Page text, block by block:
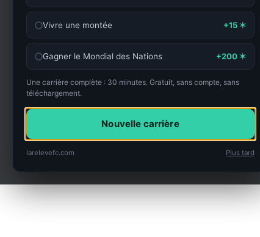
Vivre une montée +15 ✶
Gagner le Mondial des Nations +200 ✶
Une carrière complète : 30 minutes. Gratuit, sans compte, sans
téléchargement.
Nouvelle carrière
larelevefc.com Plus tard